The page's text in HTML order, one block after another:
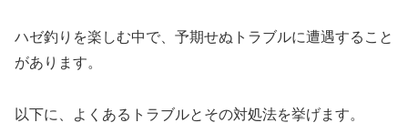
ハゼ釣りを楽しむ中で、予期せぬトラブルに遭遇すること
があります。
以下に、よくあるトラブルとその対処法を挙げます。